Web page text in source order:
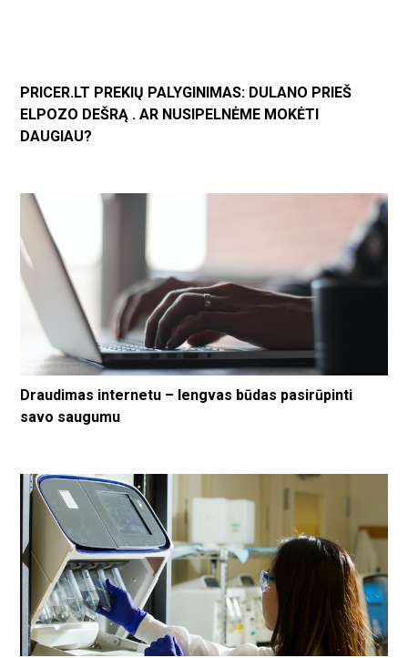
PRICER.LT PREKIŲ PALYGINIMAS: DULANO PRIEŠ
ELPOZO DEŠRĄ . AR NUSIPELNĖME MOKĖTI
DAUGIAU?
Draudimas internetu – lengvas būdas pasirūpinti
savo saugumu